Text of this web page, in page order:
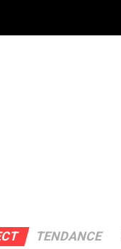
TENDANCE